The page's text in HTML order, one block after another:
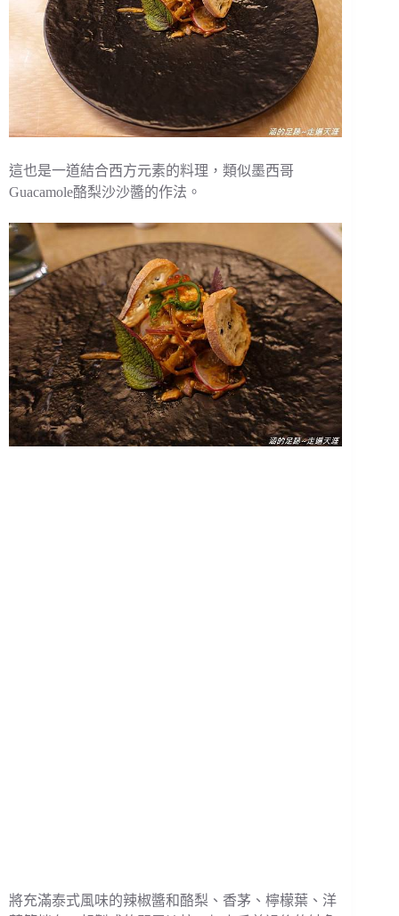
這也是一道結合西方元素的料理，類似墨西哥
Guacamole酪梨沙沙醬的作法。
將充滿泰式風味的辣椒醬和酪梨、香茅、檸檬葉、洋